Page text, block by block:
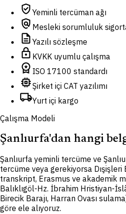
verified_user Yeminli tercüman ağı
policy Mesleki sorumluluk
description Yazılı sözleşme
lock KVKK uyumlu çalışma
workspace_premium ISO 17100 standardı
memoryŞirket içi CAT yazılımı
local_shippingYurt içi kargo
Çalışma Modeli
Şanlıurfa'dan hangi
Şanlıurfa yeminli tercüme ve
tercüme veya gerekiyorsa
transkript, Erasmus ve akademik
Balıklıgöl-Hz. İbrahim Hristiyan-
Birecik Barajı, Harran Ovası
göre ele alıyoruz.